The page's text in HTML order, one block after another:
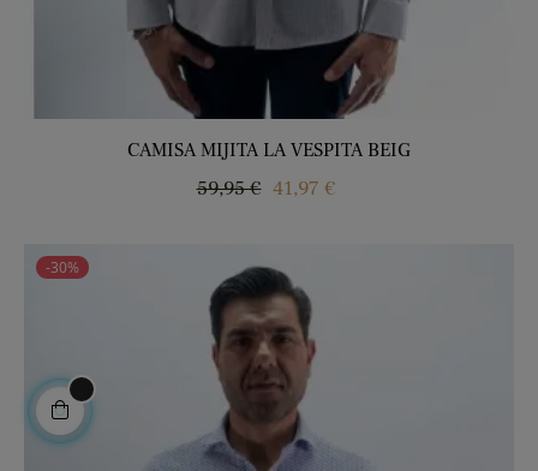
CAMISA MIJITA LA VESPITA BEIG
Precio
59,95 € Precio
41,97 €
-30%